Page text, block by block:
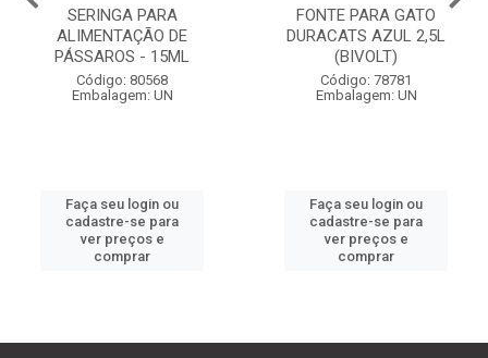
SERINGA PARA
ALIMENTAÇÃO DE
PÁSSAROS - 15ML
Código: 80568
Embalagem: UN
Faça seu login ou
cadastre-se para
ver preços e
comprar
FONTE PARA GATO
DURACATS AZUL 2,5L
(BIVOLT)
Código: 78781
Embalagem: UN
Faça seu login ou
cadastre-se para
ver preços e
comprar